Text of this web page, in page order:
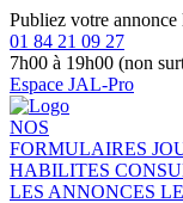
Publiez votre annonce
01 84 21 09 27
7h00 à 19h00 (non
Espace JAL-Pro
NOS
FORMULAIRES
HABILITES
LES ANNONCES